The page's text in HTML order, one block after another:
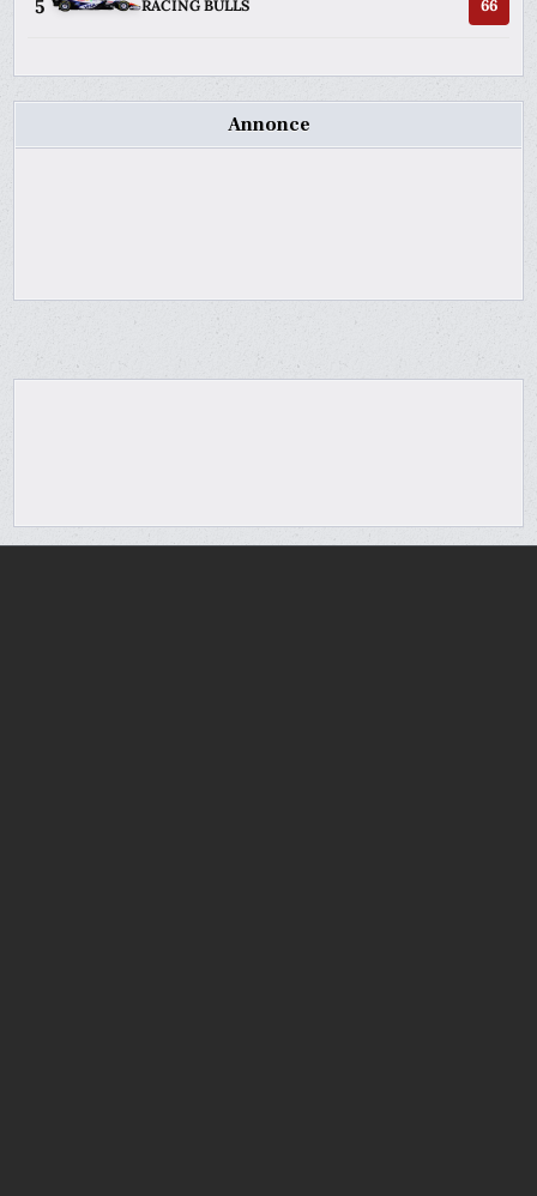
5 RACING BULLS 66
Annonce